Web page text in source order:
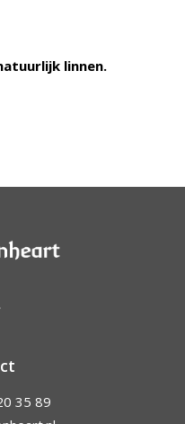
linnen.
35 89